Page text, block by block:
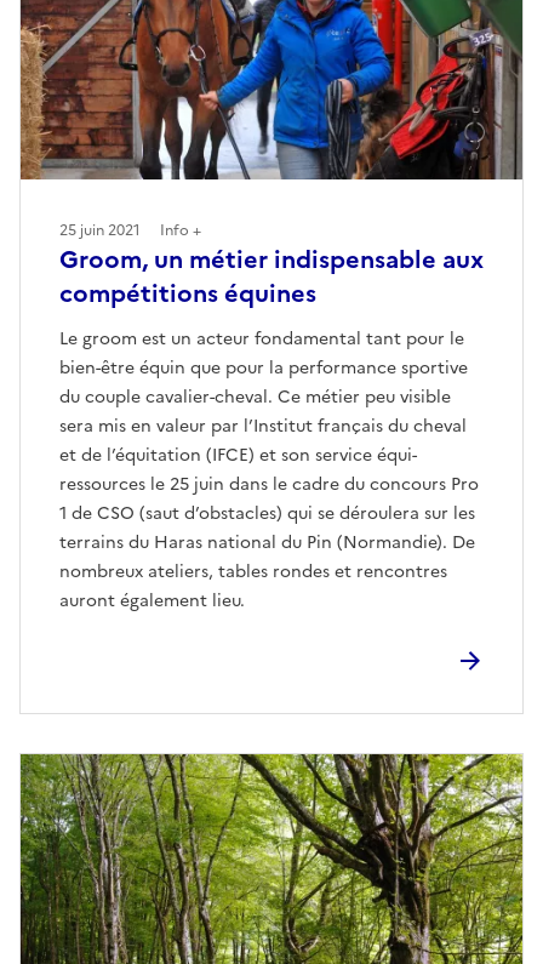
Groom, un métier indispensable aux
compétitions équines
Le groom est un acteur fondamental tant pour le
bien-être équin que pour la performance sportive
du couple cavalier-cheval. Ce métier peu visible
sera mis en valeur par l’Institut français du cheval
et de l’équitation (IFCE) et son service équi-
ressources le 25 juin dans le cadre du concours Pro
1 de CSO (saut d’obstacles) qui se déroulera sur les
terrains du Haras national du Pin (Normandie). De
nombreux ateliers, tables rondes et rencontres
auront également lieu.
25 juin 2021 Info +